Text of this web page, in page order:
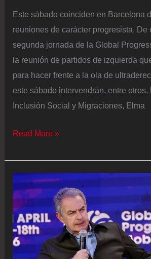
Este sábado coinciden en Barcelona
reuniones de carácter progresista. De
segunda jornada de la Global
la reunión de partidos de izquierda
para hacer frente a la ola de
este sábado intervendrán, entre otros,
Inclusión Social y Migraciones, Elma
Reunión
líderes
progresistas
en
Barcelona,
en
directo
|
Read More »